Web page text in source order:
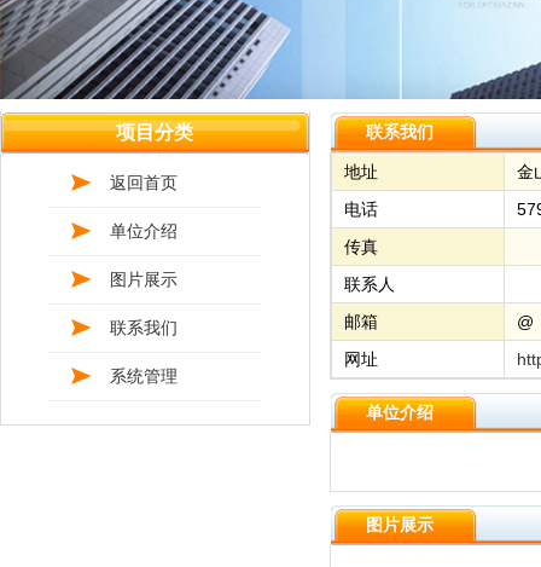
项目分类
返回首页
单位介绍
图片展示
联系我们
系统管理
联系我们
地址
金
电话
传真
联系人
邮箱
@
网址
单位介绍
图片展示